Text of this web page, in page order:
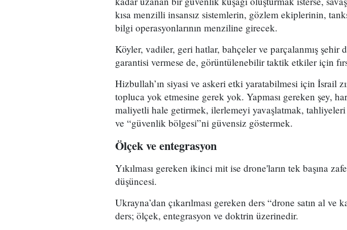
kısa menzilli insansız sistemlerin, gözlem ekiplerinin,
bilgi operasyonlarının menziline girecek.
Köyler, vadiler, geri hatlar, bahçeler ve parçalanmış şehir
garantisi vermese de, görüntülenebilir taktik etkiler için
Hizbullah’ın siyasi ve askeri etki yaratabilmesi için İsrail
topluca yok etmesine gerek yok. Yapması gereken şey,
maliyetli hale getirmek, ilerlemeyi yavaşlatmak,
ve “güvenlik bölgesi”ni güvensiz göstermek.
Ölçek ve entegrasyon
Yıkılması gereken ikinci mit ise drone'ların tek başına
düşüncesi.
Ukrayna’dan çıkarılması gereken ders “drone satın al ve
ders; ölçek, entegrasyon ve doktrin üzerinedir.